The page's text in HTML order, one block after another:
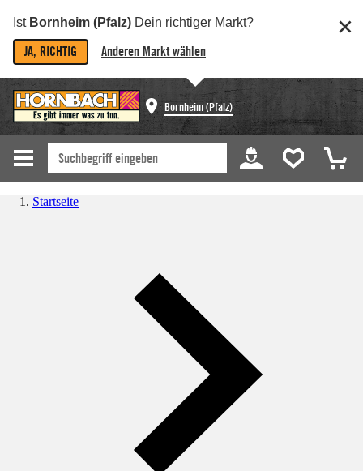
Ist Bornheim (Pfalz) Dein richtiger Markt?
JA, RICHTIG Anderen Markt wählen
Bornheim (Pfalz)
Startseite